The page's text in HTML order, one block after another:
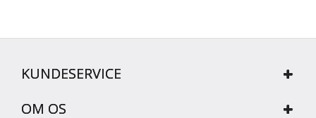
KUNDESERVICE
OM OS